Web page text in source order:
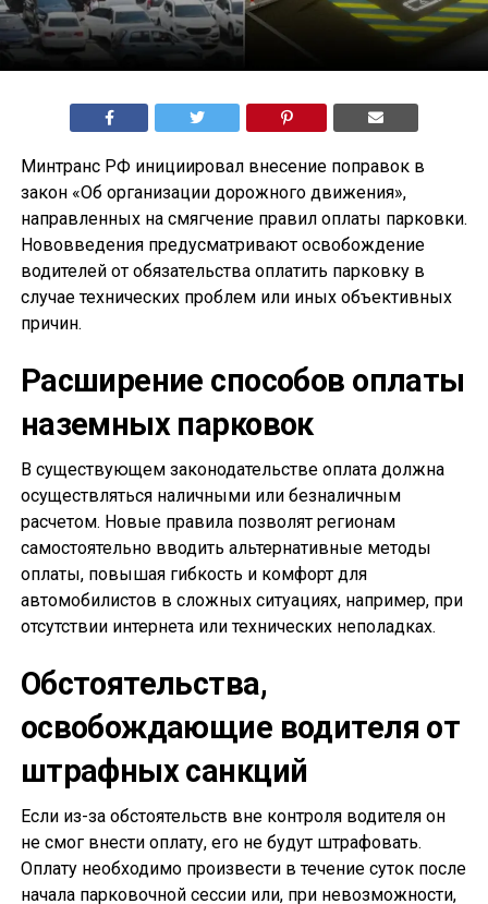
Минтранс РФ инициировал внесение поправок в
закон «Об организации дорожного движения»,
направленных на смягчение правил оплаты парковки.
Нововведения предусматривают освобождение
водителей от обязательства оплатить парковку в
случае технических проблем или иных объективных
причин.
Расширение способов оплаты
наземных парковок
В существующем законодательстве оплата должна
осуществляться наличными или безналичным
расчетом. Новые правила позволят регионам
самостоятельно вводить альтернативные методы
оплаты, повышая гибкость и комфорт для
автомобилистов в сложных ситуациях, например, при
отсутствии интернета или технических неполадках.
Обстоятельства,
освобождающие водителя от
штрафных санкций
Если из-за обстоятельств вне контроля водителя он
не смог внести оплату, его не будут штрафовать.
Оплату необходимо произвести в течение суток после
начала парковочной сессии или, при невозможности,